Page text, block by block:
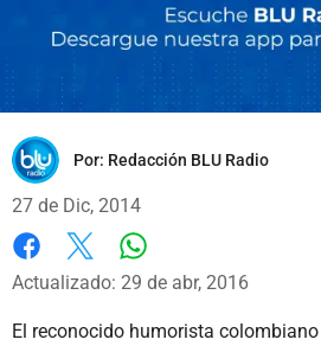
Por: Redacción BLU Radio
27 de Dic, 2014
Facebook
X
Actualizado: 29 de abr, 2016
El reconocido humorista colombiano